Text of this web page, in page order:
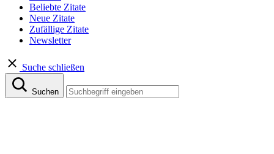
Beliebte Zitate
Neue Zitate
Zufällige Zitate
Newsletter
Suche schließen
Suchen